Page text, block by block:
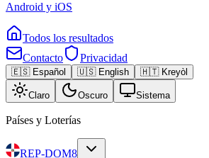
Android y iOS
Todos los resultados
Contacto
Privacidad
🇪🇸 Español 🇺🇸 English 🇭🇹 Kreyòl
Claro Oscuro Sistema
Países y Loterías
REP-DOM8